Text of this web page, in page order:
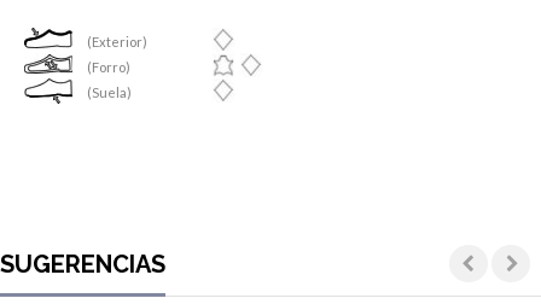
(Exterior)
(Forro)
(Suela)
SUGERENCIAS